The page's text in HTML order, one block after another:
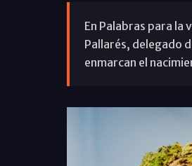
En Palabras para la
Pallarés, delegado
enmarcan el